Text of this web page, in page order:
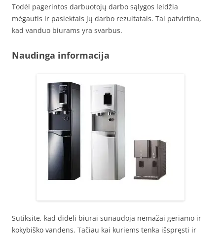
Todėl pagerintos darbuotojų darbo sąlygos leidžia
mėgautis ir pasiektais jų darbo rezultatais. Tai patvirtina,
kad vanduo biurams yra svarbus.
Naudinga informacija
Sutiksite, kad dideli biurai sunaudoja nemažai geriamo ir
kokybiško vandens. Tačiau kai kuriems tenka išspręsti ir